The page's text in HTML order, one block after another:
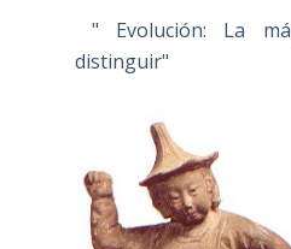
" Evolución: La
distinguir"